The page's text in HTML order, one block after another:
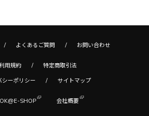
よくあるご質問 お問い合わせ
用規約 特定商取引法
シーポリシー サイトマップ
SHOP 会社概要